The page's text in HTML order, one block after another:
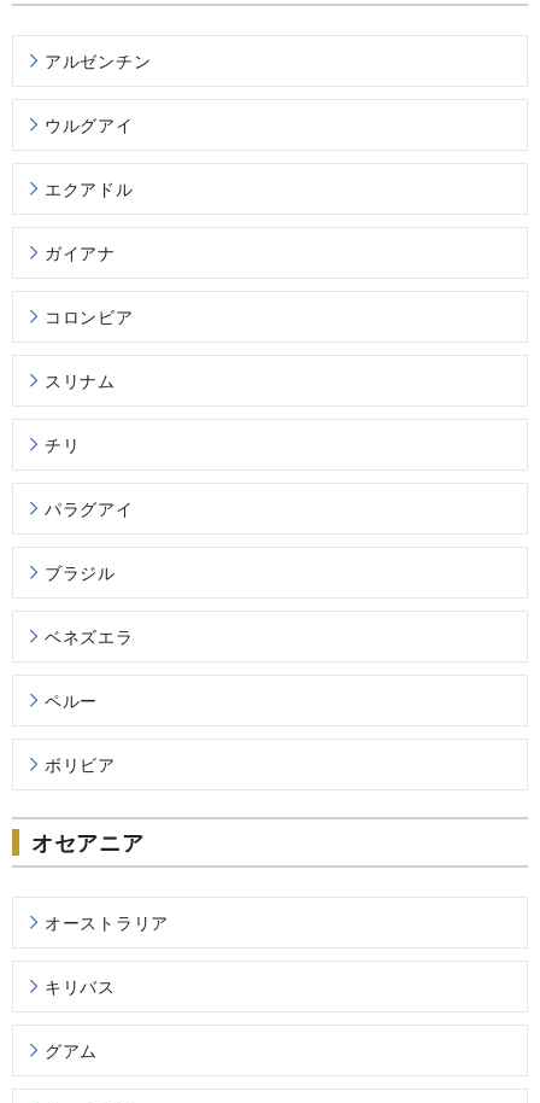
アルゼンチン
ウルグアイ
エクアドル
ガイアナ
コロンビア
スリナム
チリ
パラグアイ
ブラジル
ベネズエラ
ペルー
ボリビア
オセアニア
オーストラリア
キリバス
グアム